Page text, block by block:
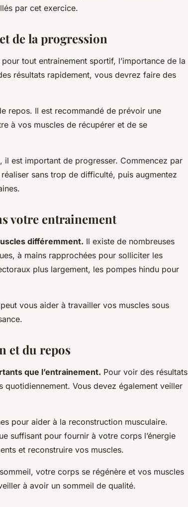
par cet exercice.
de la progression
pour tout entrainement sportif, l’importance de la
résultats rapidement, vous devrez faire des
repos. Il est recommandé de prévoir une
à vos muscles de récupérer et de se
est important de progresser. Commencez par
sans trop de difficulté, puis augmentez
votre entrainement
différemment. Il existe de nombreuses
à mains rapprochées pour solliciter les
plus largement, les pompes hindu pour
vous aider à travailler vos muscles sous
et du repos
que l’entrainement. Pour voir des résultats
Vous devez également veiller
pour aider à la reconstruction musculaire.
suffisant pour fournir à votre corps l’énergie
et reconstruire vos muscles.
votre corps se régénère et vos muscles
à avoir un sommeil de qualité.